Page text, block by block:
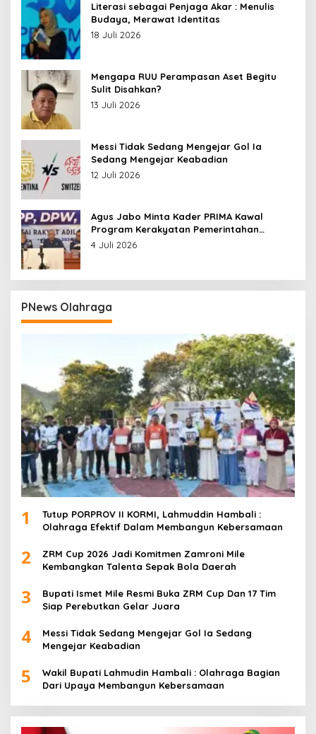
Literasi sebagai Penjaga Akar : Menulis
Budaya, Merawat Identitas
18 Juli 2026
Mengapa RUU Perampasan Aset Begitu
Sulit Disahkan?
13 Juli 2026
Messi Tidak Sedang Mengejar Gol Ia
Sedang Mengejar Keabadian
12 Juli 2026
Agus Jabo Minta Kader PRIMA Kawal
Program Kerakyatan Pemerintahan
Prabowo
4 Juli 2026
PNews Olahraga
1
Tutup PORPROV II KORMI, Lahmuddin Hambali :
Olahraga Efektif Dalam Membangun Kebersamaan
2
ZRM Cup 2026 Jadi Komitmen Zamroni Mile
Kembangkan Talenta Sepak Bola Daerah
3
Bupati Ismet Mile Resmi Buka ZRM Cup Dan 17 Tim
Siap Perebutkan Gelar Juara
4
Messi Tidak Sedang Mengejar Gol Ia Sedang
Mengejar Keabadian
5
Wakil Bupati Lahmudin Hambali : Olahraga Bagian
Dari Upaya Membangun Kebersamaan